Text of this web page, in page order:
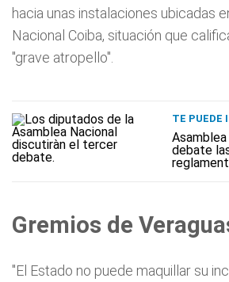
hacia unas instalaciones ubicadas
Nacional Coiba, situación que
"grave atropello".
TE PUEDE
debate
Gremios de
"El Estado no puede maquillar su